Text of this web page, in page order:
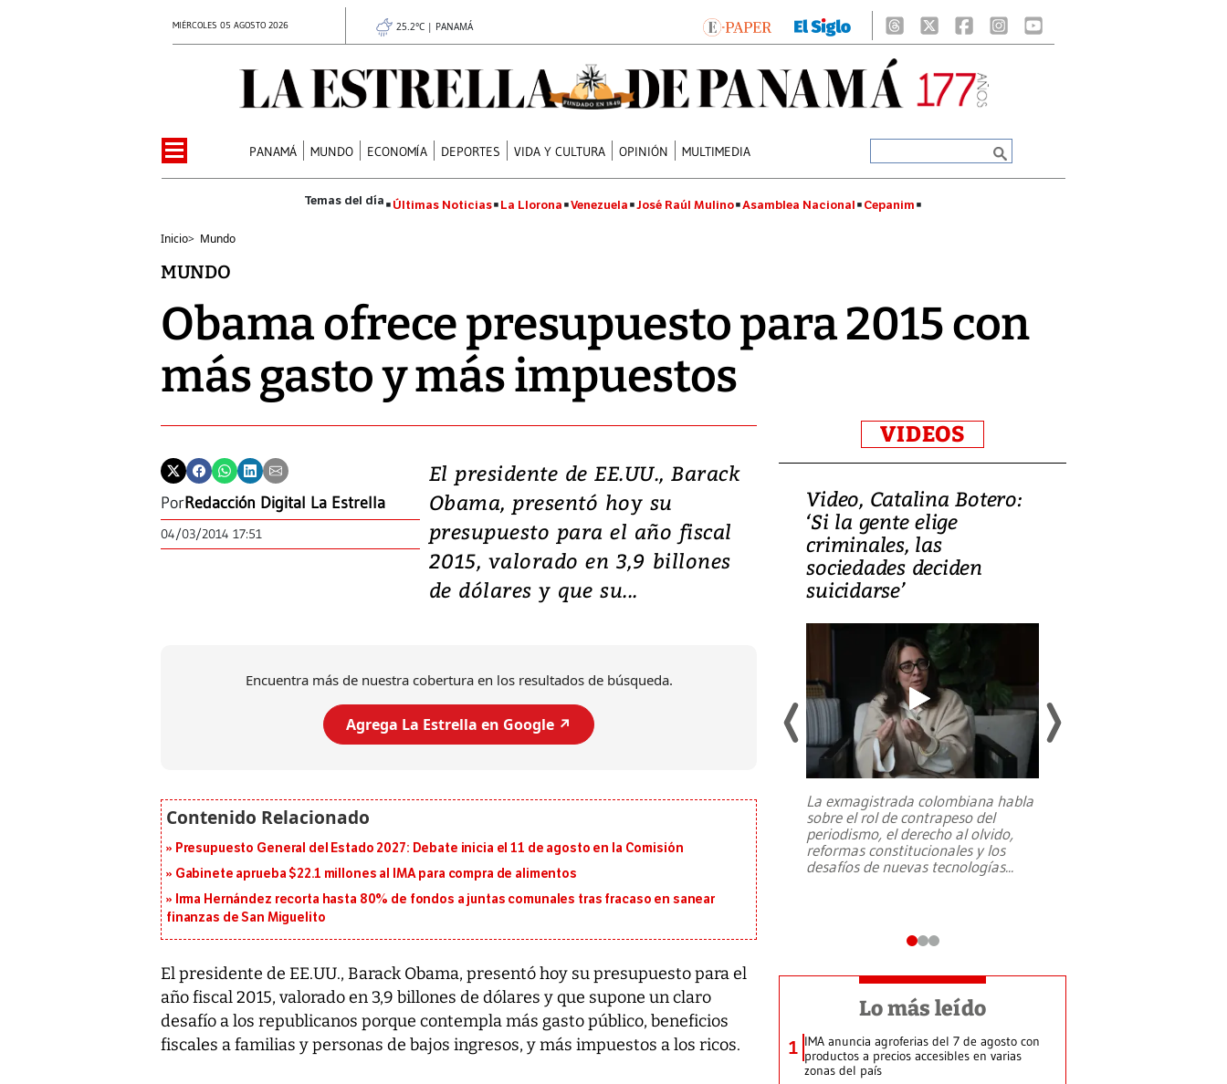
MIÉRCOLES 05 AGOSTO 2026 25.2°C | PANAMÁ
PANAMÁ MUNDO ECONOMÍA DEPORTES VIDA Y CULTURA OPINIÓN MULTIMEDIA
Últimas Noticias La Llorona Venezuela José Raúl Mulino Asamblea Nacional Cepanim
Inicio> Mundo
MUNDO
Obama ofrece presupuesto para 2015 con
más gasto y más impuestos
PorRedacción Digital La Estrella
04/03/2014 17:51
El presidente de EE.UU., Barack
Obama, presentó hoy su
presupuesto para el año fiscal
2015, valorado en 3,9 billones
de dólares y que su...
Encuentra más de nuestra cobertura en los resultados de búsqueda.
Agrega La Estrella en Google ↗️
Presupuesto General del Estado 2027: Debate inicia el 11 de agosto en la Comisión
Gabinete aprueba $22.1 millones al IMA para compra de alimentos
Irma Hernández recorta hasta 80% de fondos a juntas comunales tras fracaso en sanear
finanzas de San Miguelito
El presidente de EE.UU., Barack Obama, presentó hoy su presupuesto para el
año fiscal 2015, valorado en 3,9 billones de dólares y que supone un claro
desafío a los republicanos porque contempla más gasto público, beneficios
fiscales a familias y personas de bajos ingresos, y más impuestos a los ricos.
VIDEOS
Video, Japón: Terremoto
deja heridos y graves
daños en Kumamoto
al sur de Japón, provocando una
Video, Catalina Botero:
‘Si la gente elige
criminales, las
sociedades deciden
suicidarse’
La exmagistrada colombiana habla
sobre el rol de contrapeso del
periodismo, el derecho al olvido,
reformas constitucionales y los
desafíos de nuevas tecnologías...
Lo más leído
1 IMA anuncia agroferias del 7 de agosto con
productos a precios accesibles en varias
zonas del país